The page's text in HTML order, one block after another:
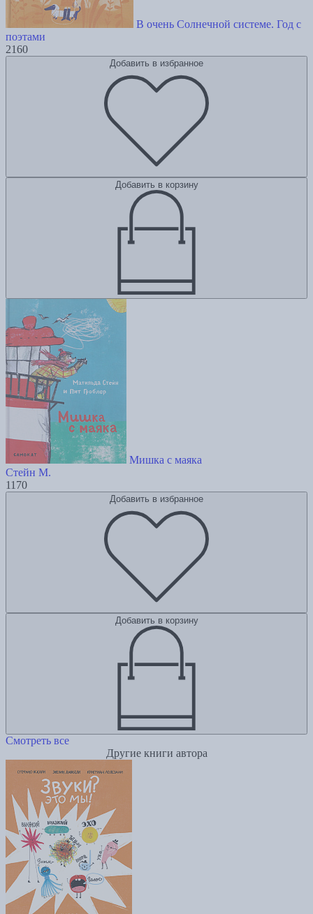
В очень Солнечной системе. Год с
поэтами
2160
Добавить в избранное
Добавить в корзину
Мишка с маяка
Стейн М.
1170
Добавить в избранное
Добавить в корзину
Смотреть все
Другие книги автора